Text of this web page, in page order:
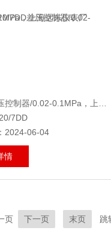
7DD
2024-06-04
情
页 下一页 末页 跳